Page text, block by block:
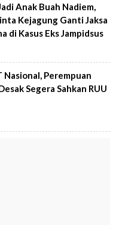
Anak Buah Nadiem,
Kejagung Ganti Jaksa
di Kasus Eks Jampidsus
Nasional, Perempuan
Segera Sahkan RUU